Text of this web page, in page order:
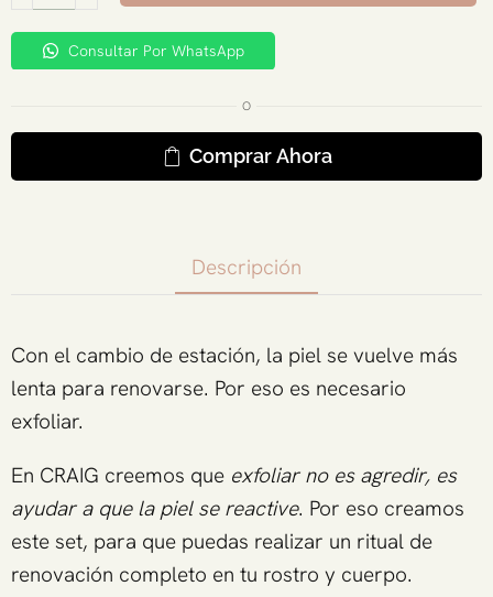
Consultar Por WhatsApp
O
Comprar Ahora
Descripción
Con el cambio de estación, la piel se vuelve más
lenta para renovarse. Por eso es necesario
exfoliar.
En CRAIG creemos que exfoliar no es agredir, es
ayudar a que la piel se reactive. Por eso creamos
este set, para que puedas realizar un ritual de
renovación completo en tu rostro y cuerpo.